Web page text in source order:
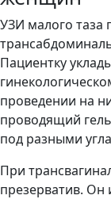
УЗИ малого
Пациентку
проведении на
проводящий
под разными
При
презерватив.